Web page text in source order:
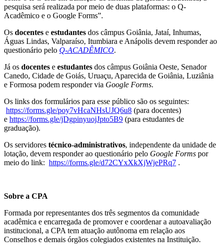
pesquisa será realizada por meio de duas plataformas: o Q-
Acadêmico e o Google Forms”.
Os docentes e estudantes dos câmpus Goiânia, Jataí, Inhumas,
Águas Lindas, Valparaíso, Itumbiara e Anápolis devem responder ao
questionário pelo Q-ACADÊMICO.
Já os docentes e estudantes dos câmpus Goiânia Oeste, Senador
Canedo, Cidade de Goiás, Uruaçu, Aparecida de Goiânia, Luziânia
e Formosa podem responder via Google Forms.
Os links dos formulários para esse público são os seguintes:
https://forms.gle/poy7vHcaNHsUJQ6u8 (para docentes)
e https://forms.gle/jDgpinyuojJpto5B9 (para estudantes de
graduação).
Os servidores técnico-administrativos, independente da unidade de
lotação, devem responder ao questionário pelo Google Forms por
meio do link: https://forms.gle/d72CYxXkXjWjePRq7 .
Sobre a CPA
Formada por representantes dos três segmentos da comunidade
acadêmica e encarregada de promover e coordenar a autoavaliação
institucional, a CPA tem atuação autônoma em relação aos
Conselhos e demais órgãos colegiados existentes na Instituição.